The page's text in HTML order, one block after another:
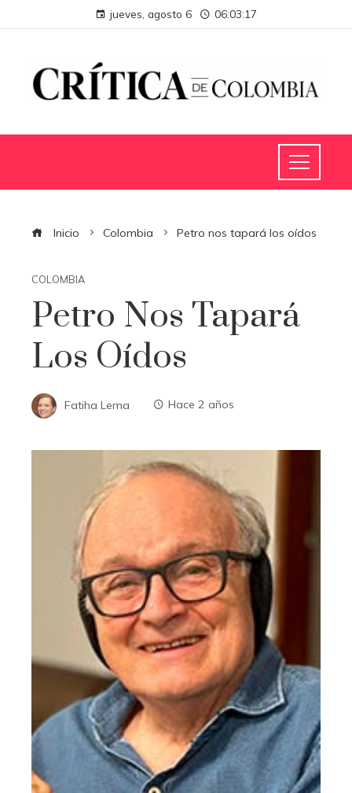
jueves, agosto 6 06:03:18
Inicio Colombia Petro nos tapará los oídos
COLOMBIA
Petro Nos Tapará
Los Oídos
Fatiha Lema Hace 2 años